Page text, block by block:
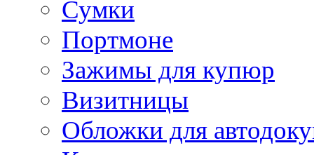
Сумки
Портмоне
Зажимы для купюр
Визитницы
Обложки для